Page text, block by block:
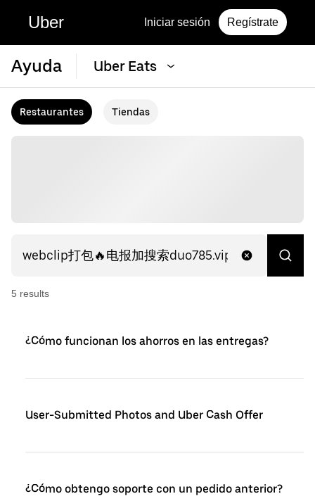
Uber Iniciar sesión Regístrate
Ayuda Uber Eats
Restaurantes Tiendas
5 results
¿Cómo funcionan los ahorros en las entregas?
User-Submitted Photos and Uber Cash Offer
¿Cómo obtengo soporte con un pedido anterior?